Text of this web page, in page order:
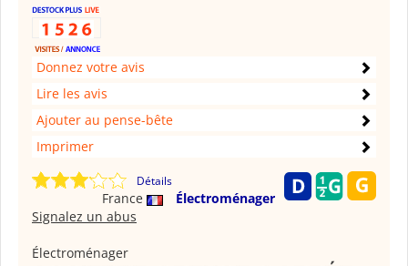
Donnez votre avis
Lire les avis
Ajouter au pense-bête
Imprimer
Détails
France
Électroménager
Signalez un abus
Électroménager